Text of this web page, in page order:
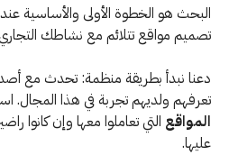
البحث هو الخطوة الأولى والأساسية
تصميم مواقع تتلائم مع نشاطك
دعنا نبدأ بطريقة منظمة: تحدث مع
تعرفهم ولديهم تجربة في هذا المجال.
المواقع التي تعاملوا معها وإن كانوا
عليها.